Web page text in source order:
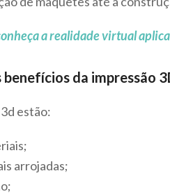
a realidade virtual
benefícios da impressão
estão:
arrojadas;